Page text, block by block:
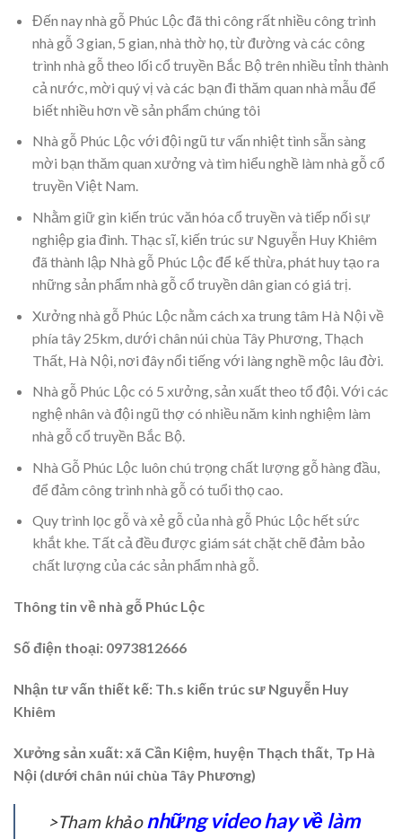
Đến nay nhà gỗ Phúc Lộc đã thi công rất nhiều công trình
nhà gỗ 3 gian, 5 gian, nhà thờ họ, từ đường và các công
trình nhà gỗ theo lối cổ truyền Bắc Bộ trên nhiều tỉnh thành
cả nước, mời quý vị và các bạn đi thăm quan nhà mẫu để
biết nhiều hơn về sản phẩm chúng tôi
Nhà gỗ Phúc Lộc với đội ngũ tư vấn nhiệt tình sẵn sàng
mời bạn thăm quan xưởng và tìm hiểu nghề làm nhà gỗ cổ
truyền Việt Nam.
Nhằm giữ gìn kiến trúc văn hóa cổ truyền và tiếp nối sự
nghiệp gia đình. Thạc sĩ, kiến trúc sư Nguyễn Huy Khiêm
đã thành lập Nhà gỗ Phúc Lộc để kế thừa, phát huy tạo ra
những sản phẩm nhà gỗ cổ truyền dân gian có giá trị.
Xưởng nhà gỗ Phúc Lộc nằm cách xa trung tâm Hà Nội về
phía tây 25km, dưới chân núi chùa Tây Phương, Thạch
Thất, Hà Nội, nơi đây nổi tiếng với làng nghề mộc lâu đời.
Nhà gỗ Phúc Lộc có 5 xưởng, sản xuất theo tổ đội. Với các
nghệ nhân và đội ngũ thợ có nhiều năm kinh nghiệm làm
nhà gỗ cổ truyền Bắc Bộ.
Nhà Gỗ Phúc Lộc luôn chú trọng chất lượng gỗ hàng đầu,
để đảm công trình nhà gỗ có tuổi thọ cao.
Quy trình lọc gỗ và xẻ gỗ của nhà gỗ Phúc Lộc hết sức
khắt khe. Tất cả đều được giám sát chặt chẽ đảm bảo
chất lượng của các sản phẩm nhà gỗ.
Thông tin về nhà gỗ Phúc Lộc
Số điện thoại: 0973812666
Nhận tư vấn thiết kế: Th.s kiến trúc sư Nguyễn Huy
Khiêm
Xưởng sản xuất: xã Cần Kiệm, huyện Thạch thất, Tp Hà
Nội (dưới chân núi chùa Tây Phương)
>Tham khảo những video hay về làm